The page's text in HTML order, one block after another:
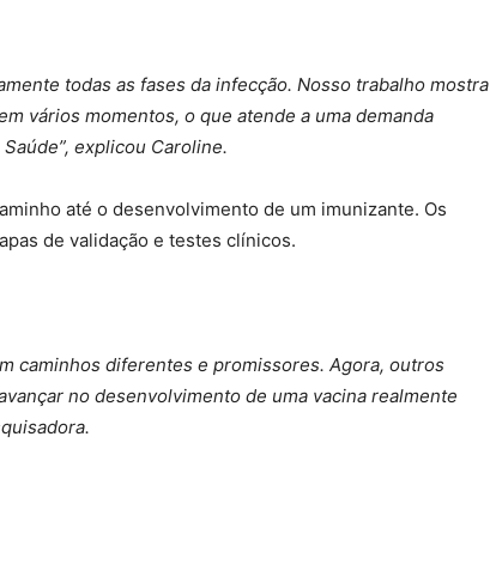
todas as fases da infecção. Nosso trabalho mostra
vários momentos, o que atende a uma demanda
explicou Caroline.
até o desenvolvimento de um imunizante. Os
de validação e testes clínicos.
caminhos diferentes e promissores. Agora, outros
no desenvolvimento de uma vacina realmente